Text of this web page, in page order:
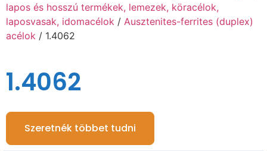
lapos és hosszú termékek, lemezek, köracélok,
laposvasak, idomacélok / Ausztenites-ferrites (duplex)
acélok / 1.4062
1.4062
Szeretnék többet tudni